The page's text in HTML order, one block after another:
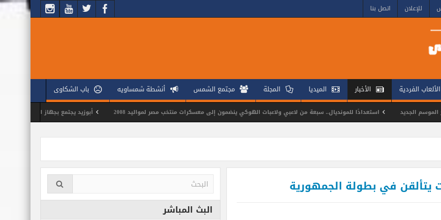
للإعلان اتصل بنا
الألعاب الفردية الأخبار الميديا المجلة مجتمع الشمس أنشطة شمساويه
باب الشكاوى
استعدادًا للمونديال.. سبعة من لاعبي ولاعبات الهوكي ينضمون إلى معسكرات منتخب مصر لمواليد 2008
أبوزيد يجتمع بجهاز الكرة الطائرة لوضع ملامح
البث المباشر